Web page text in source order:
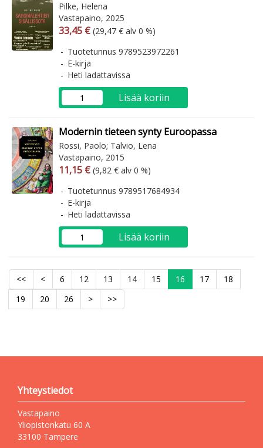
Pilke, Helena
Vastapaino, 2025
Arvonlisäverollinen hinta
33,45 € Arvonlisäveroton hinta
(29,47 € alv 0 %)
Tuotetunnus 9789523972261
E-kirja
Heti ladattavissa
Lisää koriin
Modernin tieteen synty Euroopassa
Rossi, Paolo; Talvio, Lena
Vastapaino, 2015
Arvonlisäverollinen hinta
11,15 € Arvonlisäveroton hinta
(9,82 € alv 0 %)
Tuotetunnus 9789517684934
E-kirja
Heti ladattavissa
Lisää koriin
<< < 6 12 13 14 15 16 17
18
19
20 26 > >>
Yhteystiedot
Vastapaino
Yliopistonkatu 60 A
33100 Tampere